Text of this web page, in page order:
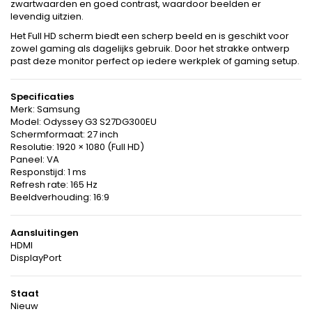
zwartwaarden en goed contrast, waardoor beelden er
levendig uitzien.
Het Full HD scherm biedt een scherp beeld en is geschikt voor
zowel gaming als dagelijks gebruik. Door het strakke ontwerp
past deze monitor perfect op iedere werkplek of gaming setup.
Specificaties
Merk: Samsung
Model: Odyssey G3 S27DG300EU
Schermformaat: 27 inch
Resolutie: 1920 × 1080 (Full HD)
Paneel: VA
Responstijd: 1 ms
Refresh rate: 165 Hz
Beeldverhouding: 16:9
Aansluitingen
HDMI
DisplayPort
Staat
Nieuw